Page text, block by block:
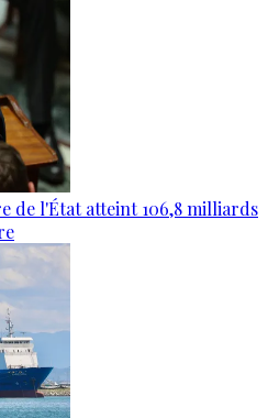
de l'État atteint 106,8 milliards